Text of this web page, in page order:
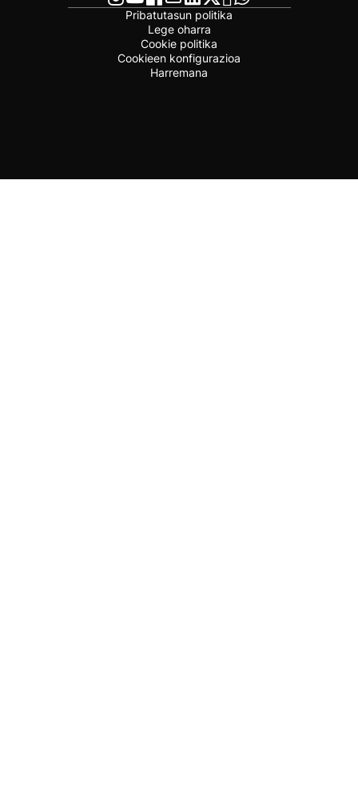
Pribatutasun politika
Lege oharra
Cookie politika
Cookieen konfigurazioa
Harremana